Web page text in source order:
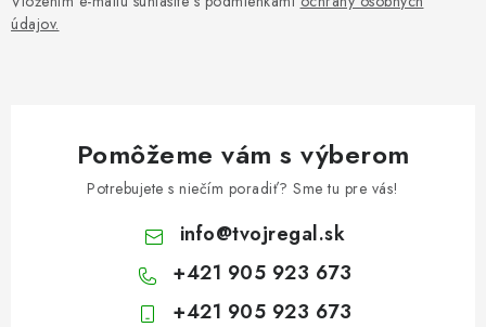
údajov.
Pomôžeme vám s výberom
Potrebujete s niečím poradiť? Sme tu pre vás!
info@tvojregal.sk
+421 905 923 673
+421 905 923 673